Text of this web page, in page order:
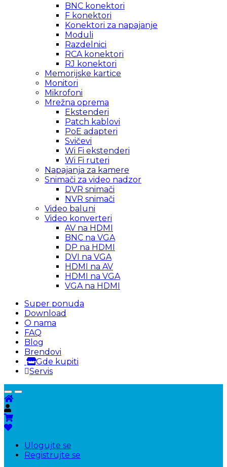
BNC konektori
F konektori
Konektori za napajanje
Moduli
Razdelnici
RCA konektori
RJ konektori
Memorijske kartice
Monitori
Mikrofoni
Mrežna oprema
Ekstenderi
Patch kablovi
PoE adapteri
Svičevi
Wi Fi ekstenderi
Wi Fi ruteri
Napajanja za kamere
Snimači za video nadzor
DVR snimači
NVR snimači
Video baluni
Video konverteri
AV na HDMI
BNC na VGA
DP na HDMI
DVI na VGA
HDMI na AV
HDMI na VGA
VGA na HDMI
Super ponuda
Download
O nama
FAQ
Blog
Brendovi
Gde kupiti
Servis
Ulogujte se
Registrujte se